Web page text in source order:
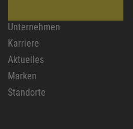
Unternehmen
Karriere
Aktuelles
Marken
Standorte